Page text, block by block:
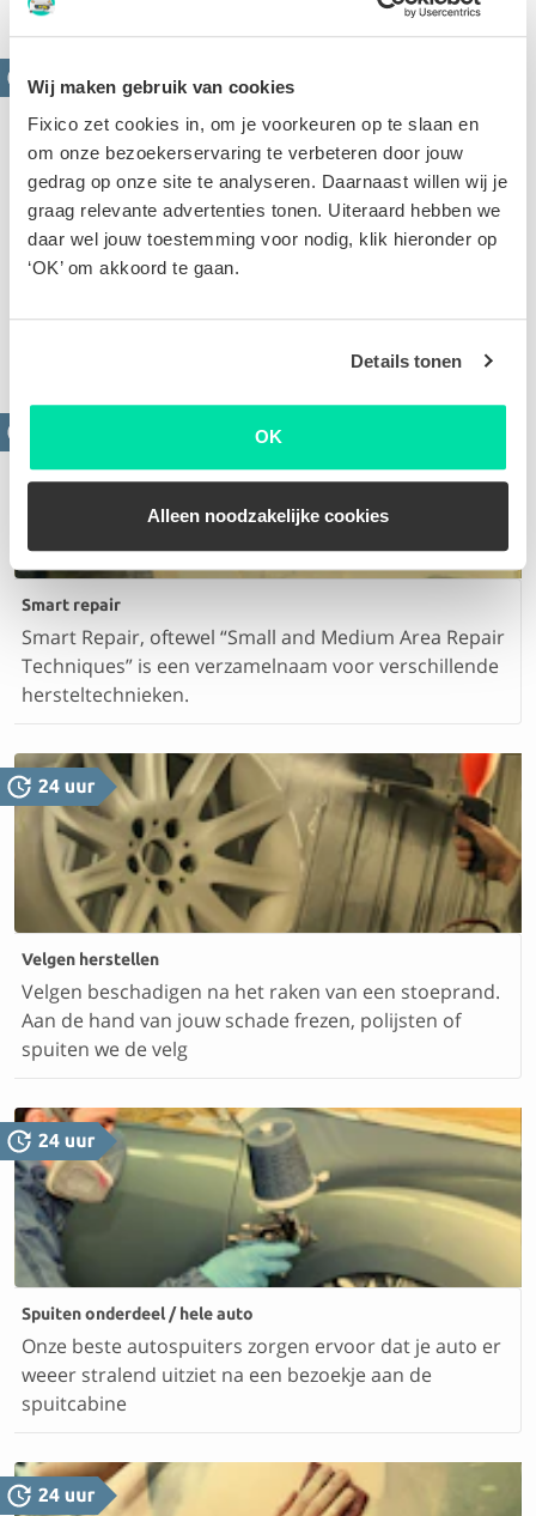
Wij maken gebruik van cookies
Fixico zet cookies in, om je voorkeuren op te slaan en
om onze bezoekerservaring te verbeteren door jouw
gedrag op onze site te analyseren. Daarnaast willen wij je
graag relevante advertenties tonen. Uiteraard hebben we
daar wel jouw toestemming voor nodig, klik hieronder op
‘OK’ om akkoord te gaan.
Details tonen
OK
Alleen noodzakelijke cookies
Krassen verwijderen
Oppervlakkige of diepe krassen. Op basis van de
Smart repair
Smart Repair, oftewel “Small and Medium Area Repair
Techniques” is een verzamelnaam voor verschillende
hersteltechnieken.
Velgen herstellen
Velgen beschadigen na het raken van een stoeprand.
Aan de hand van jouw schade frezen, polijsten of
spuiten we de velg
Spuiten onderdeel / hele auto
Onze beste autospuiters zorgen ervoor dat je auto er
weeer stralend uitziet na een bezoekje aan de
spuitcabine